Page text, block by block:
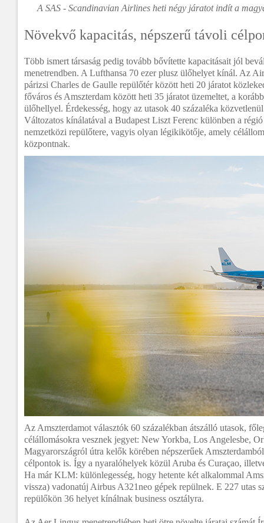
A SAS - Scandinavian Airlines heti négy járatot indít a
Növekvő kapacitás, népszerű távoli
Több ismert társaság pedig tovább bővítette kapacitásait jól
menetrendben. A Lufthansa 70 ezer plusz ülőhelyet kínál. Az
párizsi Charles de Gaulle repülőtér között heti 20 járatot
főváros és Amszterdam között heti 35 járatot üzemeltet, a
ülőhellyel. Érdekesség, hogy az utasok 40 százaléka
Változatos kínálatával a Budapest Liszt Ferenc különben a
nemzetközi repülőtere, vagyis olyan légikikötője, amely
központnak.
Az Amszterdamot választók 60 százalékban átszálló utasok,
célállomásokra vesznek jegyet: New Yorkba, Los Angelesbe,
Magyarországról útra kelők körében népszerűek
célpontok is. Így a nyaralóhelyek közül Aruba és Curaçao,
Ha már KLM: különlegesség, hogy hetente két alkalommal
vissza) vadonatúj Airbus A321neo gépek repülnek. E 227 utas
repülőkön 36 helyet kínálnak business osztályra.